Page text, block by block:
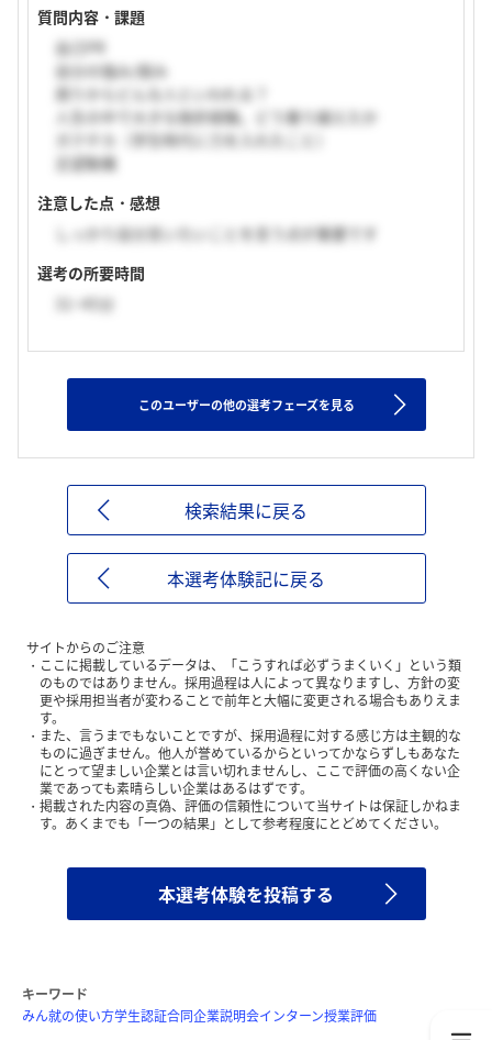
質問内容・課題
自己PR
自分の強み/弱み
周りからどんな人といわれる？
人生の中で大きな挫折経験。どう乗り越えたか
ガクチカ（学生時代に力を入れたこと）
志望動機
注意した点・感想
しっかり自分言いたいことを言う点が重要です
選考の所要時間
31~45分
このユーザーの他の選考フェーズを見る
検索結果に戻る
本選考体験記に戻る
サイトからのご注意
ここに掲載しているデータは、「こうすれば必ずうまくいく」という類
のものではありません。採用過程は人によって異なりますし、方針の変
更や採用担当者が変わることで前年と大幅に変更される場合もありえま
す。
また、言うまでもないことですが、採用過程に対する感じ方は主観的な
ものに過ぎません。他人が誉めているからといってかならずしもあなた
にとって望ましい企業とは言い切れませんし、ここで評価の高くない企
業であっても素晴らしい企業はあるはずです。
掲載された内容の真偽、評価の信頼性について当サイトは保証しかねま
す。あくまでも「一つの結果」として参考程度にとどめてください。
本選考体験を投稿する
キーワード
みん就の使い方学生認証合同企業説明会インターン授業評価